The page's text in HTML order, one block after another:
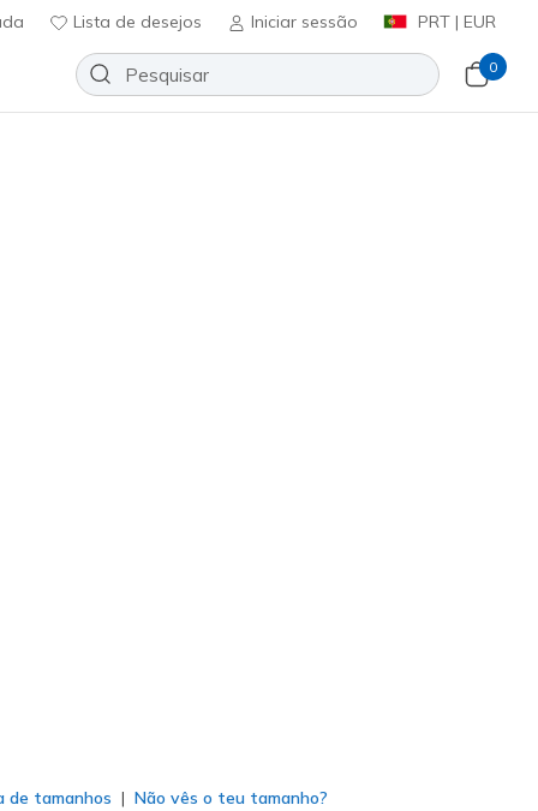
Lista de desejos Iniciar sessão PRT | EUR
0
de tamanhos Não vês o teu tamanho?